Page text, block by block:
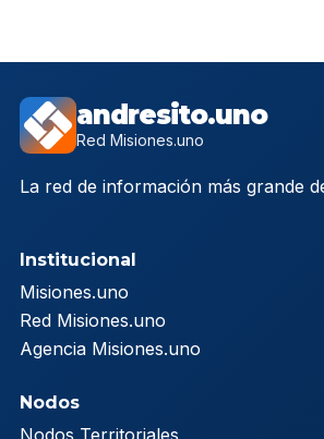
andresito.uno
Red Misiones.uno
La red de información más grande
Institucional
Misiones.uno
Red Misiones.uno
Agencia Misiones.uno
Nodos
Nodos Territoriales